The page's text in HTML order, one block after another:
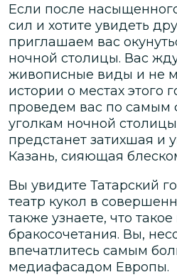
Если после
сил и хотите увидеть
приглашаем вас
ночной столицы. Вас
живописные виды и не
истории о местах этого
проведем вас по самым
уголкам ночной
предстанет затихшая и
Казань, сияющая
Вы увидите Татарский
театр кукол в
также узнаете, что
бракосочетания. Вы,
впечатлитесь самым
медиафасадом Европы.